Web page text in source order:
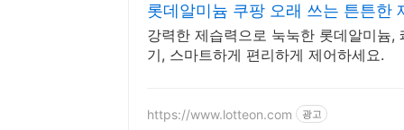
롯데알미늄 쿠팡 오래 쓰는 튼튼한
강력한 제습력으로 눅눅한 롯데알미늄
기, 스마트하게 편리하게 제어하세요.
https://www.lotteon.com 광고